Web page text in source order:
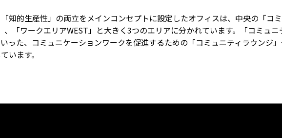
「知的生産性」の両立をメインコンセプトに設定したオフィスは、中央の「コ
、「ワークエリアWEST」と大きく3つのエリアに分かれています。「コミュ
った、コミュニケーションワークを促進するための「コミュニティラウンジ
います。